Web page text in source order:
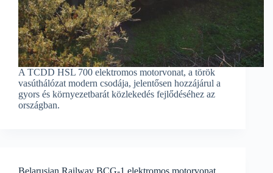
A TCDD HSL 700 elektromos motorvonat, a török
vasúthálózat modern csodája, jelentősen hozzájárul a
gyors és környezetbarát közlekedés fejlődéséhez az
országban.
Belarusian Railway BCG-1 elektromos motorvonat